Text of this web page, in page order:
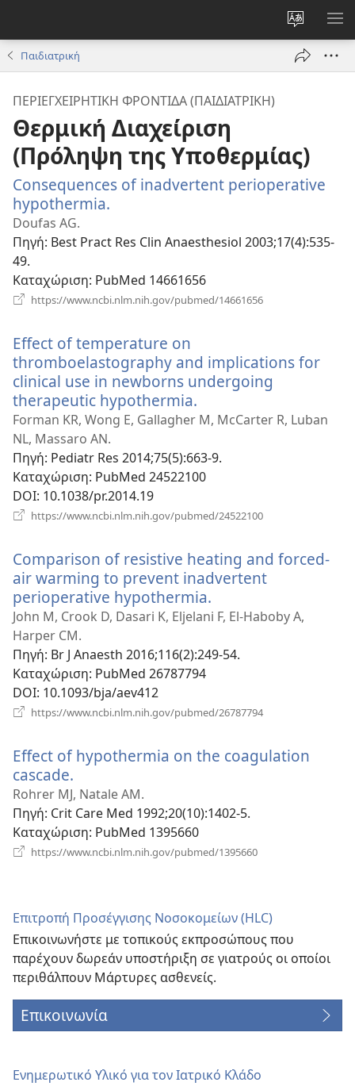
Αλλαγή
γλώσσας
Παιδιατρική
ΠΕΡΙΕΓΧΕΙΡΗΤΙΚΉ ΦΡΟΝΤΊΔΑ (ΠΑΙΔΙΑΤΡΙΚΉ)
Θερμική Διαχείριση
(Πρόληψη της Υποθερμίας)
Consequences of inadvertent perioperative
hypothermia.
παράθυρο)
Doufas AG.
Πηγή‎: Best Pract Res Clin Anaesthesiol 2003;17(4):535-
49.
Καταχώριση‎: PubMed 14661656
https://www.ncbi.nlm.nih.gov/pubmed/14661656
Effect of temperature on
thromboelastography and implications for
clinical use in newborns undergoing
therapeutic hypothermia.
νέο
Forman KR, Wong E, Gallagher M, McCarter R, Luban
NL, Massaro AN.
Πηγή‎: Pediatr Res 2014;75(5):663-9.
Καταχώριση‎: PubMed 24522100
DOI‎: 10.1038/pr.2014.19
https://www.ncbi.nlm.nih.gov/pubmed/24522100
Comparison of resistive heating and forced-
air warming to prevent inadvertent
perioperative hypothermia.
νέο
John M, Crook D, Dasari K, Eljelani F, El-Haboby A,
Harper CM.
Πηγή‎: Br J Anaesth 2016;116(2):249-54.
Καταχώριση‎: PubMed 26787794
DOI‎: 10.1093/bja/aev412
https://www.ncbi.nlm.nih.gov/pubmed/26787794
Effect of hypothermia on the coagulation
cascade.
νέο
παράθυρο)
Rohrer MJ, Natale AM.
Πηγή‎: Crit Care Med 1992;20(10):1402-5.
Καταχώριση‎: PubMed 1395660
https://www.ncbi.nlm.nih.gov/pubmed/1395660
Επιτροπή Προσέγγισης Νοσοκομείων (HLC)
Επικοινωνήστε με τοπικούς εκπροσώπους που
παρέχουν δωρεάν υποστήριξη σε γιατρούς οι οποίοι
περιθάλπουν Μάρτυρες ασθενείς.
Επικοινωνία
Ενημερωτικό Υλικό για τον Ιατρικό Κλάδο